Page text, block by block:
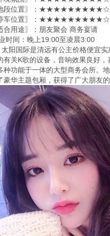
段位置〗：★★★★★★★★★☆
车位置〗：★★★★★★★★★☆
合用途〗：朋友聚会 商务宴请
时间：晚上19:00至凌晨3:00
国际是清远有公主价格便宜实
有关K歌的设备，音响效果良好
种功能于一体的大型商务会所。
豪华主题包厢，获得了广大朋友